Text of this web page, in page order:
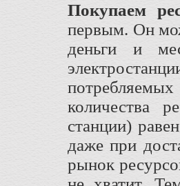
Покупаем
первым. Он
деньги и
количества
станции)
даже при
рынок